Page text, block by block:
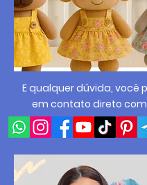
E qualquer dúvida, você
em contato direto